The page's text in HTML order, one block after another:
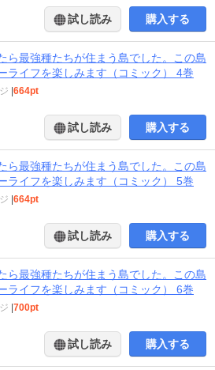
試し読み 購入する
ら最強種たちが住まう島でした。この島
ライフを楽しみます（コミック） 4巻
|664pt
試し読み 購入する
ら最強種たちが住まう島でした。この島
ライフを楽しみます（コミック） 5巻
|664pt
試し読み 購入する
ら最強種たちが住まう島でした。この島
ライフを楽しみます（コミック） 6巻
|700pt
試し読み 購入する